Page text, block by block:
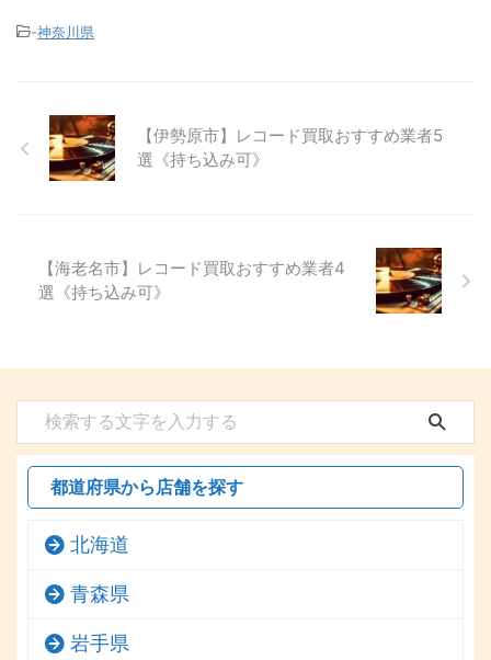
-神奈川県
【伊勢原市】レコード買取おすすめ業者5
選《持ち込み可》
【海老名市】レコード買取おすすめ業者4
選《持ち込み可》
都道府県から店舗を探す
北海道
青森県
岩手県